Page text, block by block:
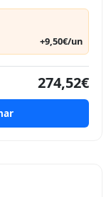
+9,50€/un
274,52€